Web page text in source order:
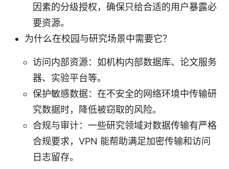
因素的分级授权，确保只给合适的用户暴露必
要资源。
为什么在校园与研究场景中需要它？
访问内部资源：如机构内部数据库、论文服务
器、实验平台等。
保护敏感数据：在不安全的网络环境中传输研
究数据时，降低被窃取的风险。
合规与审计：一些研究领域对数据传输有严格
合规要求，VPN 能帮助满足加密传输和访问
日志留存。